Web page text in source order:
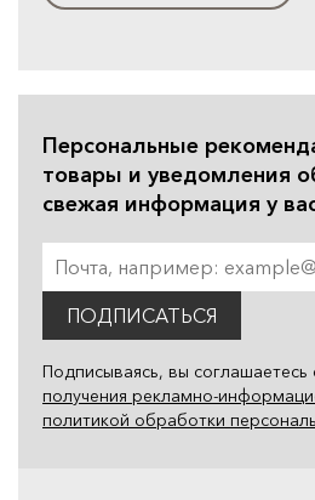
Персональные
товары и уведомления
свежая информация у
ПОДПИСАТЬСЯ
Подписываясь, вы соглашаетесь
получения рекламно-
политикой обработки